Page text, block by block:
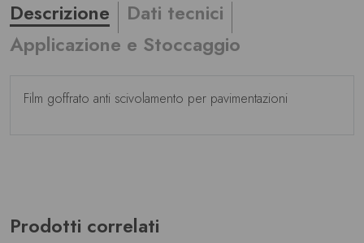
Descrizione
Dati tecnici
Applicazione e Stoccaggio
Film goffrato anti scivolamento per pavimentazioni
Prodotti correlati